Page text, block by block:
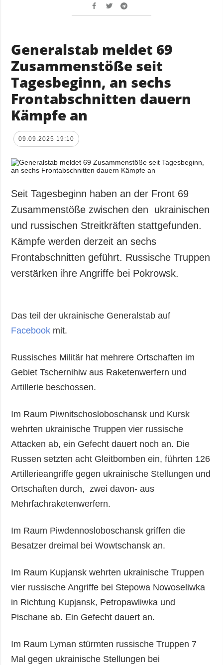
Generalstab meldet 69
Zusammenstöße seit
Tagesbeginn, an sechs
Frontabschnitten dauern
Kämpfe an
09.09.2025 19:10
Seit Tagesbeginn haben an der Front 69
Zusammenstöße zwischen den ukrainischen
und russischen Streitkräften stattgefunden.
Kämpfe werden derzeit an sechs
Frontabschnitten geführt. Russische Truppen
verstärken ihre Angriffe bei Pokrowsk.
Das teil der ukrainische Generalstab auf
Facebook mit.
Russisches Militär hat mehrere Ortschaften im
Gebiet Tschernihiw aus Raketenwerfern und
Artillerie beschossen.
Im Raum Piwnitschosloboschansk und Kursk
wehrten ukrainische Truppen vier russische
Attacken ab, ein Gefecht dauert noch an. Die
Russen setzten acht Gleitbomben ein, führten 126
Artillerieangriffe gegen ukrainische Stellungen und
Ortschaften durch, zwei davon- aus
Mehrfachraketenwerfern.
Im Raum Piwdennosloboschansk griffen die
Besatzer dreimal bei Wowtschansk an.
Im Raum Kupjansk wehrten ukrainische Truppen
vier russische Angriffe bei Stepowa Nowoseliwka
in Richtung Kupjansk, Petropawliwka und
Pischane ab. Ein Gefecht dauert an.
Im Raum Lyman stürmten russische Truppen 7
Mal gegen ukrainische Stellungen bei